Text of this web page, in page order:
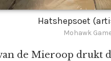
Hatshepsoet
Mohawk
de Mieroop drukt